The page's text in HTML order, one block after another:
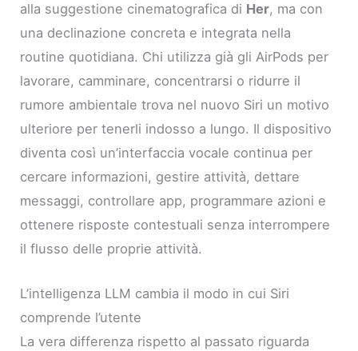
alla suggestione cinematografica di Her, ma con
una declinazione concreta e integrata nella
routine quotidiana. Chi utilizza già gli AirPods per
lavorare, camminare, concentrarsi o ridurre il
rumore ambientale trova nel nuovo Siri un motivo
ulteriore per tenerli indosso a lungo. Il dispositivo
diventa così un’interfaccia vocale continua per
cercare informazioni, gestire attività, dettare
messaggi, controllare app, programmare azioni e
ottenere risposte contestuali senza interrompere
il flusso delle proprie attività.
L’intelligenza LLM cambia il modo in cui Siri
comprende l’utente
La vera differenza rispetto al passato riguarda